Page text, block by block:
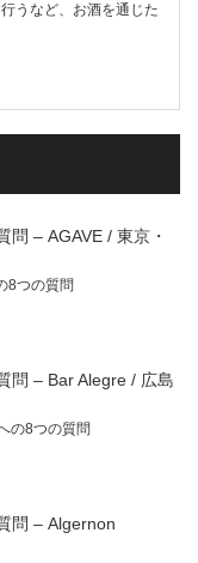
うなど、お酒を通じた
問 – AGAVE / 東京・
8つの質問
問 – Bar Alegre / 広島
の8つの質問
問 – Algernon